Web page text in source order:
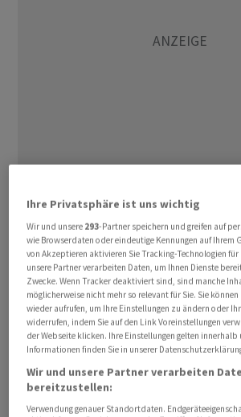
deutschen B-Städten fokussierten
Immobiliengesellschaft auch gut
Mieteinnahmen stiegen in der Zeit
um 3,6 Prozent 59,8 Millionen Euro,
Mitteilung vom Mittwoch heisst. Die
erhöhte sich allerdings im Vergleich zu
Prozentpunkte auf 7,2 Prozent.
Der im operativen Geschäft generierte
betrug 9,5 Millionen Euro, was einem
im Vergleich Vorjahreszeitraum
Ihre Privatsphäre ist uns wichtig
Wir und unsere 293-Partner speichern und greifen auf
wie Browserdaten oder eindeutige Kennungen auf Ihrem
von Akzeptieren aktivieren Sie Tracking-Technologien
unsere Partner verarbeiten Daten, um Ihnen Dienste
Zwecke. Wenn Tracker deaktiviert sind, sind manche
möglicherweise nicht mehr so relevant für Sie. Sie
wieder aufrufen, um Ihre Einstellungen zu ändern oder
widerrufen, indem Sie auf den Link Voreinstellungen
der Webseite klicken. Ihre Einstellungen gelten innerhalb
Informationen finden Sie in unserer
Wir und unsere Partner verarbeiten
bereitzustellen:
Verwendung genauer Standortdaten.